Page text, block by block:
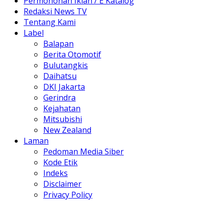
Redaksi News TV
Tentang Kami
Label
Balapan
Berita Otomotif
Bulutangkis
Daihatsu
DKI Jakarta
Gerindra
Kejahatan
Mitsubishi
New Zealand
Laman
Pedoman Media Siber
Kode Etik
Indeks
Disclaimer
Privacy Policy